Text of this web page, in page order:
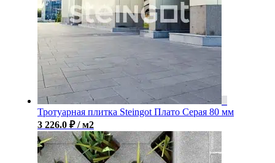
Тротуарная плитка Steingot Плато Серая 80 мм
3 226.0 ₽ / м2